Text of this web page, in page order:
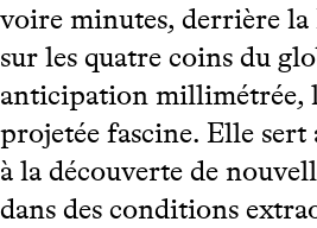
voire minutes, derrière la
sur les quatre coins du
anticipation millimétrée,
projetée fascine. Elle sert
à la découverte de
dans des conditions